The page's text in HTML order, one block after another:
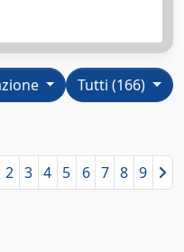
Tutti (166)
2 3 4 5 6 7 8 9